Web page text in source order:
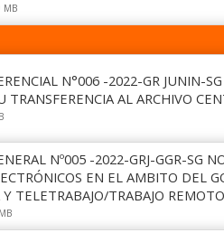
N°006 -2022-GR JUNIN-
TRANSFERENCIA AL ARCHIVO
Nº005 -2022-GRJ-GGR-SG
EN EL AMBITO DEL
Y TELETRABAJO/TRABAJO REMOTO